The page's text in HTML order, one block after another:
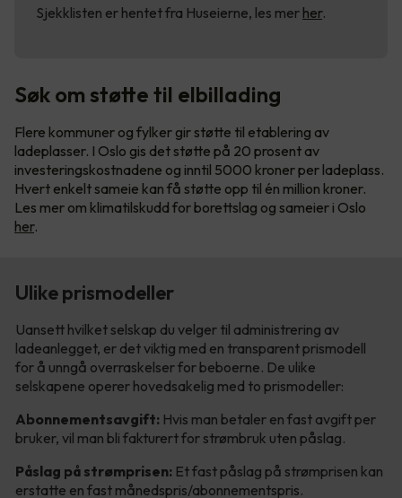
Sjekklisten er hentet fra Huseierne, les mer her.
Søk om støtte til elbillading
Flere kommuner og fylker gir støtte til etablering av
ladeplasser. I Oslo gis det støtte på 20 prosent av
investeringskostnadene og inntil 5000 kroner per ladeplass.
Hvert enkelt sameie kan få støtte opp til én million kroner.
Les mer om klimatilskudd for borettslag og sameier i Oslo
her.
Ulike prismodeller
Uansett hvilket selskap du velger til administrering av
ladeanlegget, er det viktig med en transparent prismodell
for å unngå overraskelser for beboerne. De ulike
selskapene operer hovedsakelig med to prismodeller:
Abonnementsavgift: Hvis man betaler en fast avgift per
bruker, vil man bli fakturert for strømbruk uten påslag.
Påslag på strømprisen: Et fast påslag på strømprisen kan
erstatte en fast månedspris/abonnementspris.